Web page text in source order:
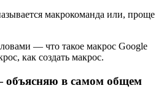
макрокоманда или, проще
— что такое макрос Google
как создать макрос.
объясняю в самом общем